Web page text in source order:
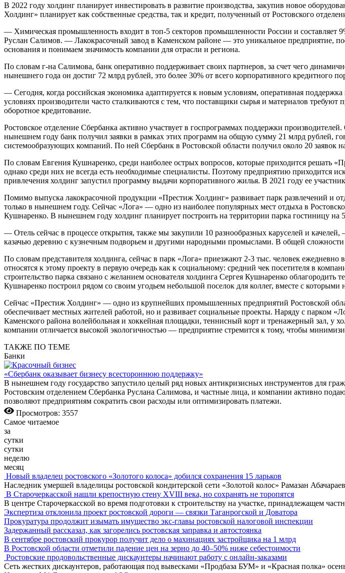
В 2022 году холдинг планирует инвестировать в развитие производства, закупив новое
Холдинг» планирует как собственные средства, так и кредит, полученный от Ростовского
— Химическая промышленность входит в топ-5 секторов промышленности России и
Руслан Салимов. — Лакокрасочный завод в Каменском районе — это уникальное предприятие,
основания и понимаем значимость компании для отрасли и региона.
По словам г-на Салимова, банк оперативно поддерживает своих партнеров, за счет чего
нынешнего года он достиг 72 млрд рублей, это более 30% от всего корпоративного кредитного
— Сегодня, когда российская экономика адаптируется к новым условиям, оперативная
условиях производители часто сталкиваются с тем, что поставщики сырья и материалов
оборотное кредитование.
Ростовское отделение Сбербанка активно участвует в госпрограммах поддержки
нынешнем году банк получил заявки в рамках этих программ на общую сумму 21 млрд рублей,
системообразующих компаний. По ней Сбербанк в Ростовской области получил около 20 заявок
По словам Евгения Кушнаренко, среди наиболее острых вопросов, которые приходится
однако среди них не всегда есть необходимые специалисты. Поэтому предприятию приходится
привлечения холдинг запустил программу выдачи корпоративного жилья. В 2021 году ее
Помимо выпуска лакокрасочной продукции «Престиж Холдинг» развивает парк развлечений и
только в нынешнем году. Сейчас «Лога» — одно из наиболее популярных мест отдыха в
Кушнаренко. В нынешнем году холдинг планирует построить на территории парка гостиницу на
— Отель сейчас в процессе открытия, также мы закупили 10 разнообразных каруселей и
казачью деревню с кузнечным подворьем и другими народными промыслами. В общей сложности
По словам представителя холдинга, сейчас в парк «Лога» приезжают 2-3 тыс. человек
относятся к этому проекту в первую очередь как к социальному: средний чек посетителя в
строительство парка связано с желанием основателя холдинга Сергея Кушнаренко
Кушнаренко построил рядом со своим угодьем небольшой поселок для коллег, вместе с которыми
Сейчас «Престиж Холдинг» — одно из крупнейших промышленных предприятий Ростовской
обеспечивает местных жителей работой, но и развивает социальные проекты. Наряду с парком
Каменского района волейбольная и хоккейная площадки, теннисный корт и тренажерный зал, у
компании отличается высокой экологичностью — предприятие стремится к тому, чтобы
ТАКЖЕ ПО ТЕМЕ
Банки
«Сбербанк оказывает бизнесу всестороннюю поддержку»
В нынешнем году государство запустило целый ряд новых антикризисных инструментов для
Ростовским отделением Сбербанка Руслана Салимова, и частные лица, и компании активно
позволяют предприятиям сократить свои расходы или оптимизировать платежи.
Просмотров: 3557
Самое читаемое
за
сутки
сутки
неделю
месяц
Новый владелец ростовского «Золотого колоса» добился сохранения 15 ларьков
Наследник умершей владелицы ростовской кондитерской сети «Золотой колос» Рамазан
В Старочеркасской нашли крепостную стену XVIII века, но сохранять не торопятся
В центре Старочеркасской во время подготовки к строительству на участке, принадлежащем
Экспертиза отклонила проект ростовской дороги — связки Таганрогской и Доватора
Прокуратура продолжит изымать имущество экс-главы ростовской налоговой инспекции
Задержанный рассказал, как загорелись ростовская заправка и автостоянка
В сентябре ростовский прокурор получит дело о махинациях застройщика на 1 млрд
В Ростовской области отметили падение цен на зерно до 40–50% ниже себестоимости
Ростовские продовольственные дискаунтеры начинают работу с онлайн-заказами
Сеть жестких дискаунтеров, работающая под вывесками «Продбаза БУМ» и «Красная полка»